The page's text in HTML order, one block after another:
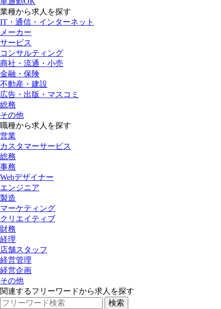
業種から求人を探す
IT・通信・インターネット
メーカー
サービス
コンサルティング
商社・流通・小売
金融・保険
不動産・建設
広告・出版・マスコミ
総務
その他
職種から求人を探す
営業
カスタマーサービス
総務
事務
Webデザイナー
エンジニア
製造
マーケティング
クリエイティブ
財務
経理
店舗スタッフ
経営管理
経営企画
その他
関連するフリーワードから求人を探す